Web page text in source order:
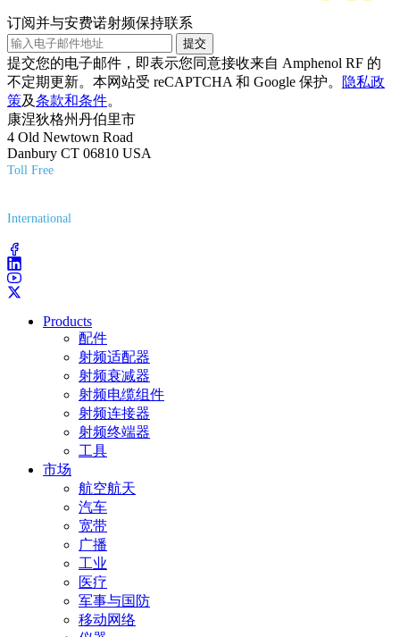
订阅并与安费诺射频保持联系
提交
提交您的电子邮件，即表示您同意接收来自 Amphenol RF 的
不定期更新。本网站受 reCAPTCHA 和 Google 保护。
隐私政
策及条款和条件。
康涅狄格州丹伯里市
4 Old Newtown Road
Danbury CT 06810 USA
Toll Free
International
Products
配件
射频适配器
射频衰减器
射频电缆组件
射频连接器
射频终端器
工具
市场
航空航天
汽车
宽带
广播
工业
医疗
军事与国防
移动网络